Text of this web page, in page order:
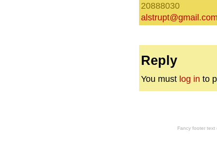
20888030
Reply
You must log in to
Fancy footer